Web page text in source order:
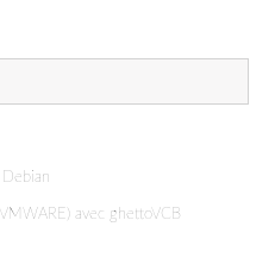
Debian
avec ghettoVCB